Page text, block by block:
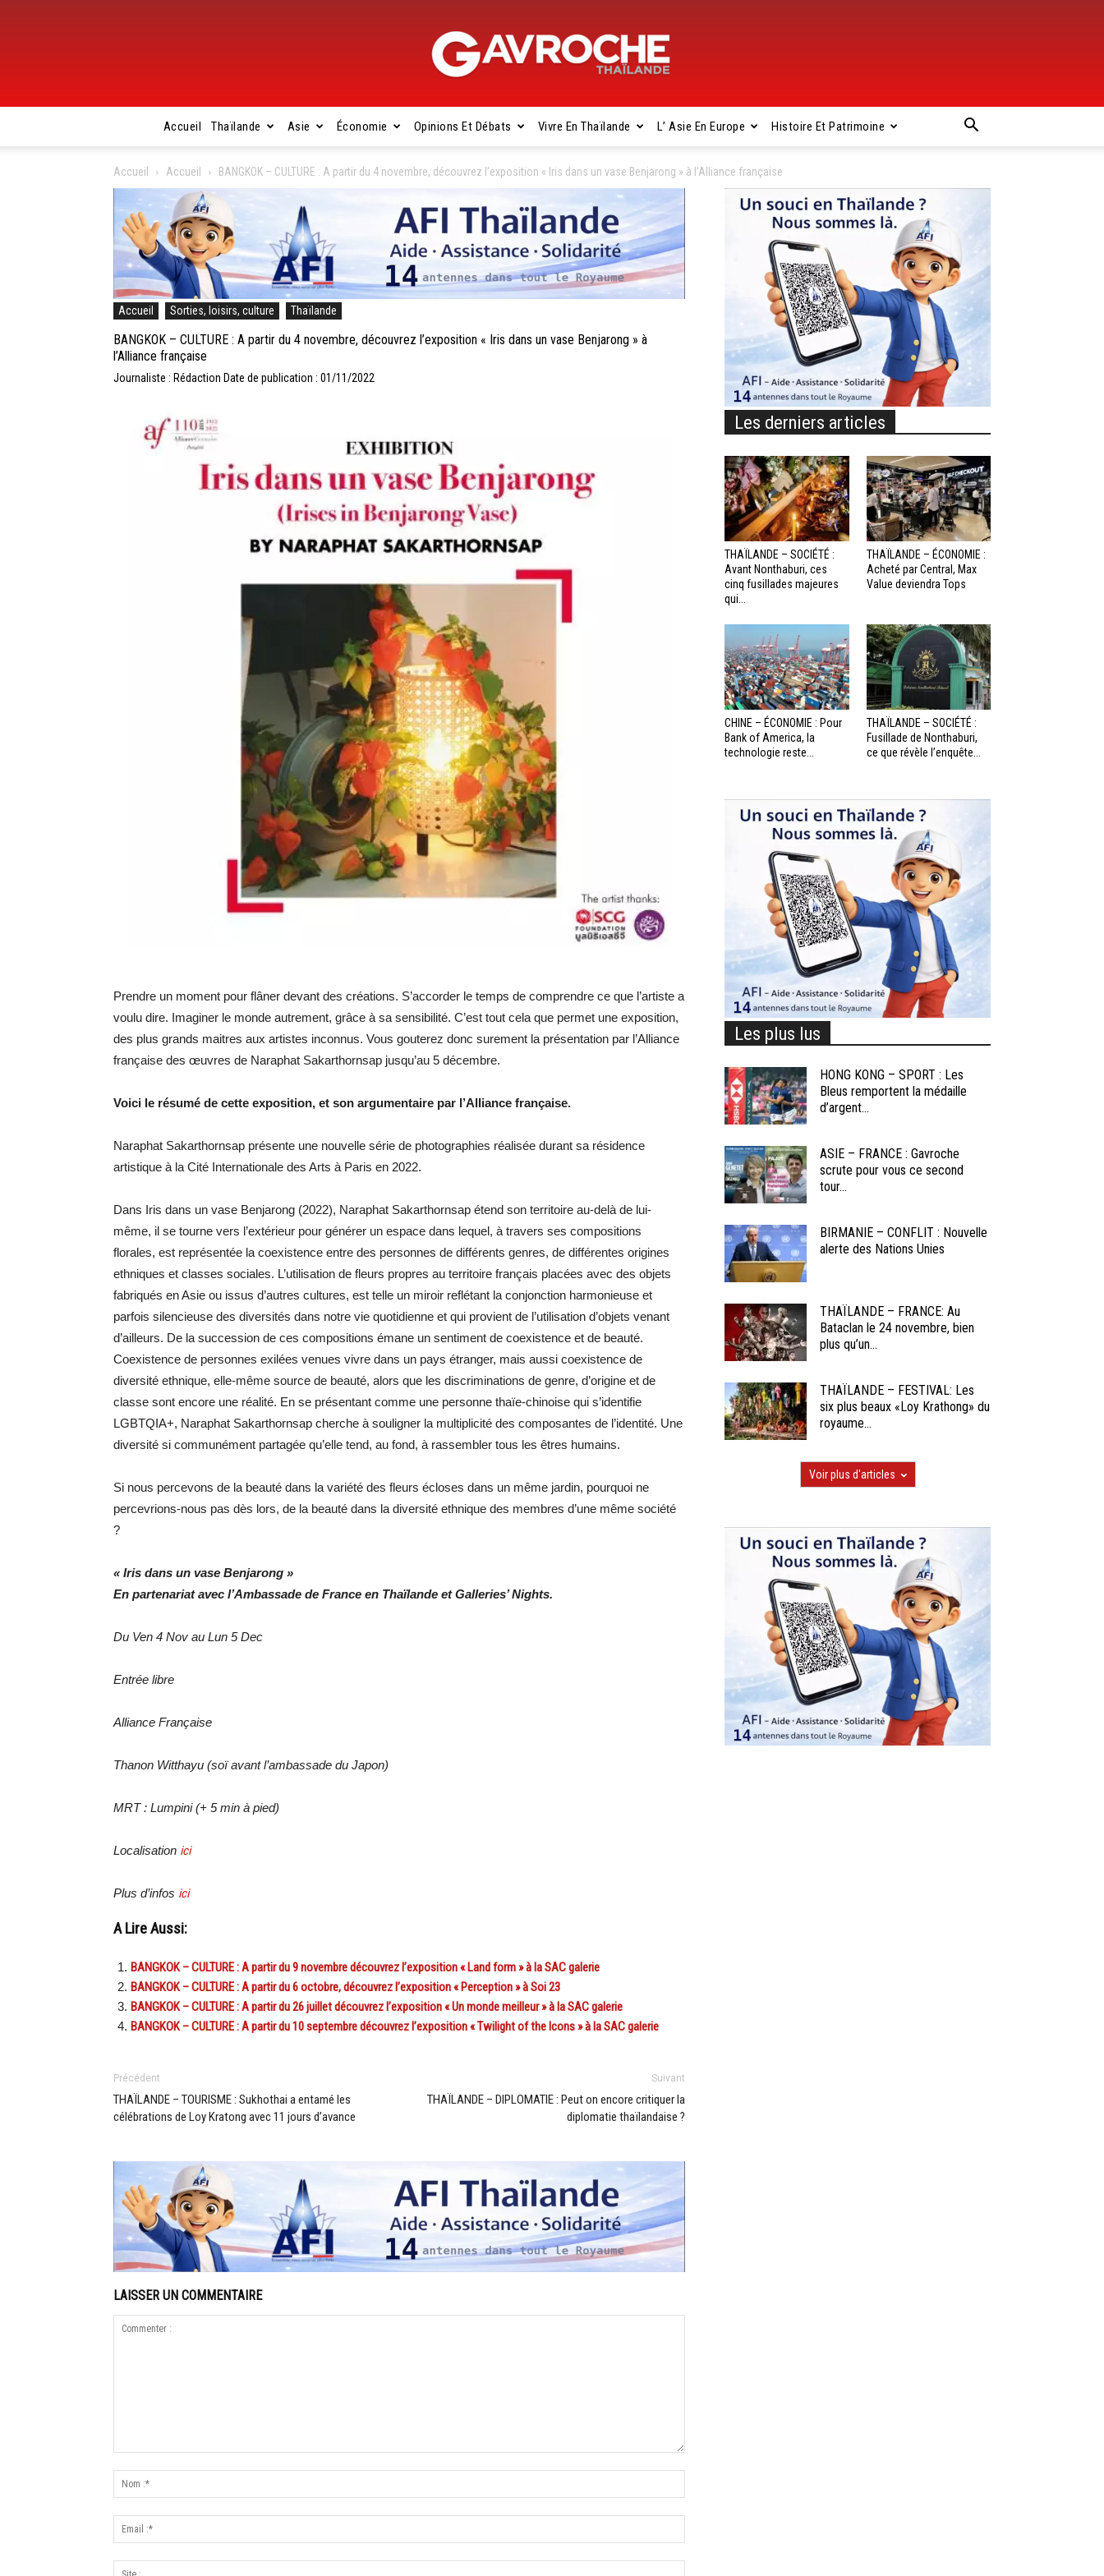
Gavroche
Thaïlande
Accueil Thaïlande Asie Économie Opinions Et Débats Vivre En Thaïlande L’ Asie En Europe Histoire Et Patrimoine
Accueil Accueil BANGKOK – CULTURE : A partir du 4 novembre, découvrez l’exposition « Iris dans un vase Benjarong » à l’Alliance française
Accueil Sorties, loisirs, culture Thaïlande
BANGKOK – CULTURE : A partir du 4 novembre, découvrez l’exposition « Iris dans un vase Benjarong » à
l’Alliance française
Journaliste : Rédaction Date de publication : 01/11/2022
Prendre un moment pour flâner devant des créations. S’accorder le temps de comprendre ce que l’artiste a
voulu dire. Imaginer le monde autrement, grâce à sa sensibilité. C’est tout cela que permet une exposition,
des plus grands maitres aux artistes inconnus. Vous gouterez donc surement la présentation par l’Alliance
française des œuvres de Naraphat Sakarthornsap jusqu’au 5 décembre.
Voici le résumé de cette exposition, et son argumentaire par l’Alliance française.
Naraphat Sakarthornsap présente une nouvelle série de photographies réalisée durant sa résidence
artistique à la Cité Internationale des Arts à Paris en 2022.
Dans Iris dans un vase Benjarong (2022), Naraphat Sakarthornsap étend son territoire au-delà de lui-
même, il se tourne vers l’extérieur pour générer un espace dans lequel, à travers ses compositions
florales, est représentée la coexistence entre des personnes de différents genres, de différentes origines
ethniques et classes sociales. L’utilisation de fleurs propres au territoire français placées avec des objets
fabriqués en Asie ou issus d’autres cultures, est telle un miroir reflétant la conjonction harmonieuse et
parfois silencieuse des diversités dans notre vie quotidienne et qui provient de l’utilisation d’objets venant
d’ailleurs. De la succession de ces compositions émane un sentiment de coexistence et de beauté.
Coexistence de personnes exilées venues vivre dans un pays étranger, mais aussi coexistence de
diversité ethnique, elle-même source de beauté, alors que les discriminations de genre, d’origine et de
classe sont encore une réalité. En se présentant comme une personne thaïe-chinoise qui s’identifie
LGBTQIA+, Naraphat Sakarthornsap cherche à souligner la multiplicité des composantes de l’identité. Une
diversité si communément partagée qu’elle tend, au fond, à rassembler tous les êtres humains.
Si nous percevons de la beauté dans la variété des fleurs écloses dans un même jardin, pourquoi ne
percevrions-nous pas dès lors, de la beauté dans la diversité ethnique des membres d’une même société
?
« Iris dans un vase Benjarong »
En partenariat avec l’Ambassade de France en Thaïlande et Galleries’ Nights.
Du Ven 4 Nov au Lun 5 Dec
Entrée libre
Alliance Française
Thanon Witthayu (soï avant l’ambassade du Japon)
MRT : Lumpini (+ 5 min à pied)
Localisation ici
Plus d’infos ici
A Lire Aussi:
BANGKOK – CULTURE : A partir du 9 novembre découvrez l’exposition « Land form » à la SAC galerie
BANGKOK – CULTURE : A partir du 6 octobre, découvrez l’exposition « Perception » à Soi 23
BANGKOK – CULTURE : A partir du 26 juillet découvrez l’exposition « Un monde meilleur » à la SAC galerie
BANGKOK – CULTURE : A partir du 10 septembre découvrez l’exposition « Twilight of the Icons » à la SAC galerie
Précédent
THAÏLANDE – TOURISME : Sukhothai a entamé les
célébrations de Loy Kratong avec 11 jours d’avance
Suivant
THAÏLANDE – DIPLOMATIE : Peut on encore critiquer la
diplomatie thaïlandaise ?
LAISSER UN COMMENTAIRE
Les derniers articles
THAÏLANDE – SOCIÉTÉ :
Avant Nonthaburi, ces
cinq fusillades majeures
qui...
THAÏLANDE – ÉCONOMIE :
Acheté par Central, Max
Value deviendra Tops
CHINE – ÉCONOMIE : Pour
Bank of America, la
technologie reste...
THAÏLANDE – SOCIÉTÉ :
Fusillade de Nonthaburi,
ce que révèle l’enquête...
Les plus lus
HONG KONG – SPORT : Les
Bleus remportent la médaille
d’argent...
ASIE – FRANCE : Gavroche
scrute pour vous ce second
tour...
BIRMANIE – CONFLIT : Nouvelle
alerte des Nations Unies
THAÏLANDE – FRANCE: Au
Bataclan le 24 novembre, bien
plus qu’un...
THAÏLANDE – FESTIVAL: Les
six plus beaux «Loy Krathong» du
royaume...
Voir plus d'articles